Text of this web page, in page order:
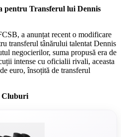
pentru Transferul lui Dennis
a anunțat recent o modificare
transferul tânărului talentat Dennis
negocierilor, suma propusă era de
intense cu oficialii rivali, aceasta
euro, însoțită de transferul
Cluburi